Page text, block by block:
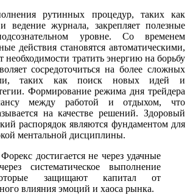
рутинных процедур, таких как
ведение журнала, закрепляет полезные
уровне. Со временем
действия становятся автоматическими,
необходимости тратить энергию на борьбу
сосредоточиться на более сложных
таких как поиск новых идей и
Формирование режима дня трейдера
между работой и отдыхом, что
на качестве решений. Здоровый
распорядок являются фундаментом для
ментальной дисциплины.
достигается не через удачные
систематическое выполнение
защищают капитал от
влияния эмоций и хаоса рынка.